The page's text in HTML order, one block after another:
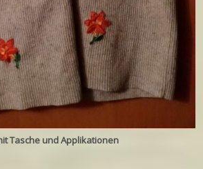
Tasche und Applikationen